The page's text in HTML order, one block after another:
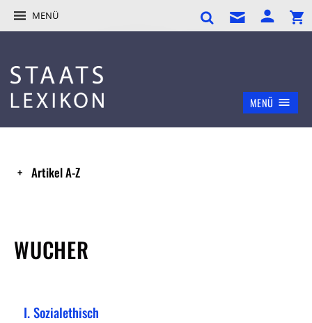
MENÜ
MENÜ
Artikel A-Z
WUCHER
Sozialethisch